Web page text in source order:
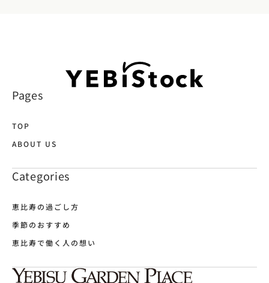
Pages
TOP
ABOUT US
Categories
恵比寿の過ごし方
季節のおすすめ
恵比寿で働く人の想い